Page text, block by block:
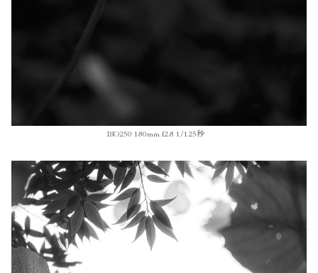
ISO250 180mm f2.8 1/125秒